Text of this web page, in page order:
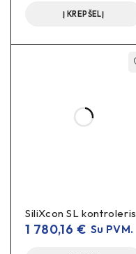
Į KREPŠELĮ
SiliXcon SL kontroleris
1 780,16 € Su PVM.